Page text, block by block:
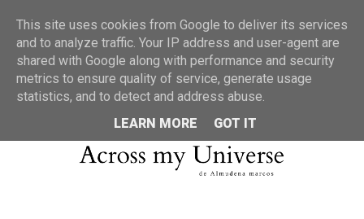
MENU
This site uses cookies from Google to deliver its services
and to analyze traffic. Your IP address and user-agent are
shared with Google along with performance and security
metrics to ensure quality of service, generate usage
statistics, and to detect and address abuse.
LEARN MORE
GOT IT